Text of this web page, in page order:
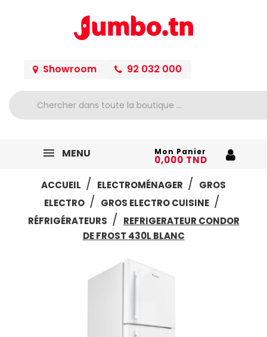
Showroom 92 032 000
MENU Mon Panier
0,000 TND
ACCUEIL
ELECTROMÉNAGER
GROS
ELECTRO
GROS ELECTRO CUISINE
RÉFRIGÉRATEURS
REFRIGERATEUR CONDOR
DE FROST 430L BLANC